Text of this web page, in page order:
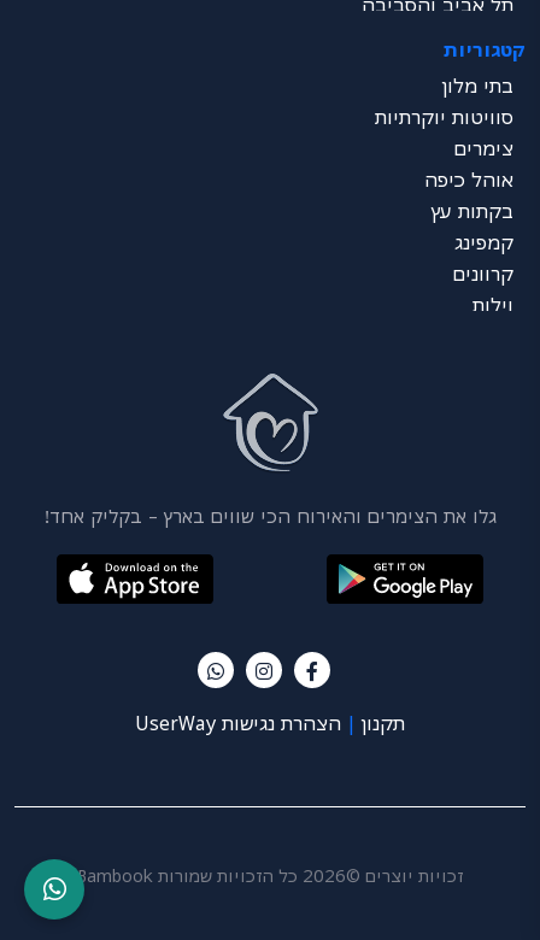
תל אביב והסביבה
דרום - ים המלח
נגב
ערבה
אילת
כל הצפון
מרכז הכל
דרום הכל
קטגוריות
בתי מלון
סוויטות יוקרתיות
צימרים
אוהל כיפה
בקתות עץ
קמפינג
קרוונים
וילות
גלו את הצימרים והאירוח הכי שווים בארץ – בקליק אחד!
תקנון | הצהרת נגישות UserWay
זכויות יוצרים ©2026 כל הזכויות שמורות Bambook